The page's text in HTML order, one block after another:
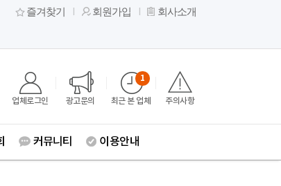
즐겨찾기 회원가입 회사소개
업체로그인 광고문의 최근 본 업체
1
주의사항
커뮤니티 이용안내